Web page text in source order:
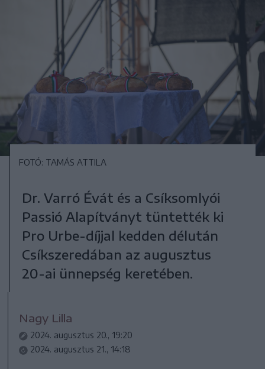
FOTÓ: TAMÁS ATTILA
Dr. Varró Évát és a Csíksomlyói
Passió Alapítványt tüntették ki
Pro Urbe-díjjal kedden délután
Csíkszeredában az augusztus
20-ai ünnepség keretében.
Nagy Lilla
2024. augusztus 20., 19:20
2024. augusztus 21., 14:18